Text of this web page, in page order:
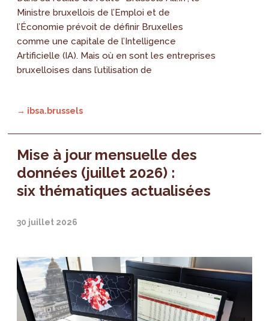
Ministre bruxellois de l’Emploi et de
l’Économie prévoit de définir Bruxelles
comme une capitale de l’Intelligence
Artificielle (IA). Mais où en sont les entreprises
bruxelloises dans l’utilisation de
→ ibsa.brussels
Mise à jour mensuelle des
données (juillet 2026) :
six thématiques actualisées
30 juillet 2026